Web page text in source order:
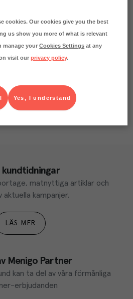
klimatet motsvarande
klimatavtryck
kundtidningar
matnyttiga artiklar och
aktuella kampanjer.
LÄS MER
Menigo Partner
kan ta del av våra förmånliga
erbjudanden
cookies. Our cookies give you the best
us show you more of what is relevant
manage yourCookies Settings at any
visit ourprivacy policy.
Yes, I understand